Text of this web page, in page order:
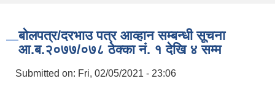
बाेलपत्र/दरभाउ पत्र आव्हान सम्बन्धी सूचना
आ.ब.२०७७/०७८ ठेक्का नं. १ देखि ४ सम्म
Submitted on: Fri, 02/05/2021 - 23:06